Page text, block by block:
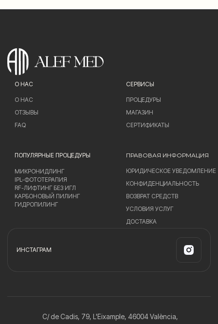
О НАС
О НАС
ОТЗЫВЫ
FAQ
СЕРВИСЫ
ПРОЦЕДУРЫ
МАГАЗИН
СЕРТИФИКАТЫ
ПОПУЛЯРНЫЕ ПРОЦЕДУРЫ
МИКРОНИДЛИНГ
IPL-ФОТОТЕРАПИЯ
RF-ЛИФТИНГ БЕЗ ИГЛ
КАРБОНОВЫЙ ПИЛИНГ
ГИДРОПИЛИНГ
ПРАВОВАЯ ИНФОРМАЦИЯ
ЮРИДИЧЕСКОЕ УВЕДОМЛЕНИЕ
КОНФИДЕНЦИАЛЬНОСТЬ
ВОЗВРАТ СРЕДСТВ
УСЛОВИЯ УСЛУГ
ДОСТАВКА
ИНСТАГРАМ
C/ de Cadis, 79, L'Eixample, 46004 València,